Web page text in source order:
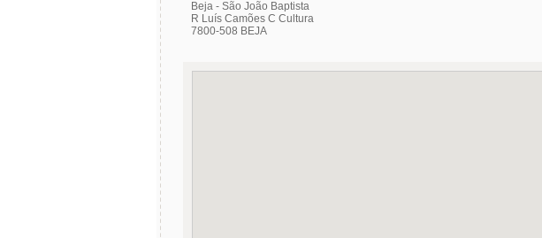
Beja - São João Baptista
R Luís Camões C Cultura
7800-508 BEJA